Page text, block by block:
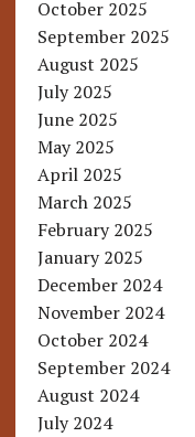
October 2025
September 2025
August 2025
July 2025
June 2025
May 2025
April 2025
March 2025
February 2025
January 2025
December 2024
November 2024
October 2024
September 2024
August 2024
July 2024